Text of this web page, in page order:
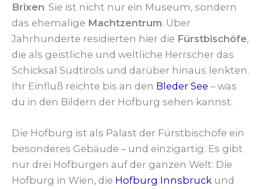
Brixen. Sie ist nicht nur ein Museum, sondern
das ehemalige Machtzentrum. Über
Jahrhunderte residierten hier die Fürstbischöfe,
die als geistliche und weltliche Herrscher das
Schicksal Südtirols und darüber hinaus lenkten.
Ihr Einfluß reichte bis an den Bleder See – was
du in den Bildern der Hofburg sehen kannst.
Die Hofburg ist als Palast der Fürstbischöfe ein
besonderes Gebäude – und einzigartig. Es gibt
nur drei Hofburgen auf der ganzen Welt: Die
Hofburg in Wien, die Hofburg Innsbruck und